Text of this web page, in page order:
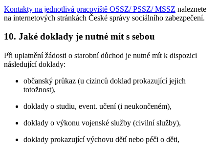
Kontakty na jednotlivá pracoviště OSSZ/ PSSZ/ MSSZ naleznete
na internetových stránkách České správy sociálního zabezpečení.
10. Jaké doklady je nutné mít s sebou
Při uplatnění žádosti o starobní důchod je nutné mít k dispozici
následující doklady:
občanský průkaz (u cizinců doklad prokazující jejich
totožnost),
doklady o studiu, event. učení (i neukončeném),
doklady o výkonu vojenské služby (civilní služby),
doklady prokazující výchovu dětí nebo péči o děti,